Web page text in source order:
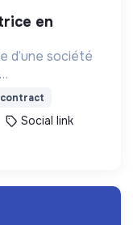
d’une société
le
contre le
Social link